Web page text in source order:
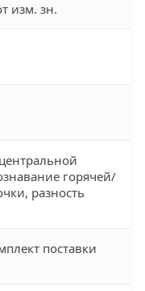
изм. зн.
горячей/
разность
поставки